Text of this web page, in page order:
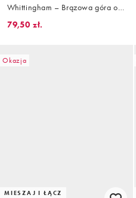
Whittingham – Brązowa góra od
bikini z wydłużonymi trójkątnymi
79,50 zł.
Okazja
MIESZAJ I ŁĄCZ